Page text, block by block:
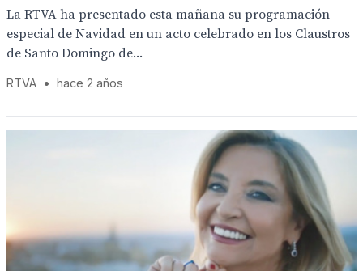
La RTVA ha presentado esta mañana su programación
especial de Navidad en un acto celebrado en los Claustros
de Santo Domingo de...
RTVA • hace 2 años